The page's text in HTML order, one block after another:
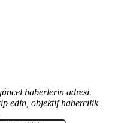
haberlerin adresi.
edin, objektif habercilik